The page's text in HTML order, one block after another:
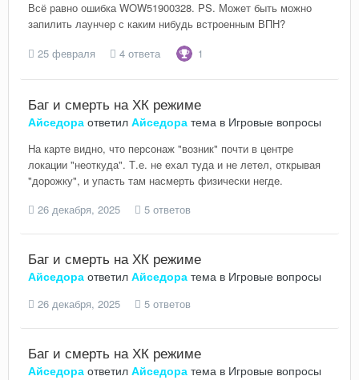
Всё равно ошибка WOW51900328. PS. Может быть можно
запилить лаунчер с каким нибудь встроенным ВПН?
25 февраля
4 ответа 1
Баг и смерть на ХК режиме
Айседора ответил Айседора тема в Игровые вопросы
На карте видно, что персонаж "возник" почти в центре
локации "неоткуда". Т.е. не ехал туда и не летел, открывая
"дорожку", и упасть там насмерть физически негде.
26 декабря, 2025
5 ответов
Баг и смерть на ХК режиме
Айседора ответил Айседора тема в Игровые вопросы
26 декабря, 2025 5 ответов
Баг и смерть на ХК режиме
Айседора ответил Айседора тема в Игровые вопросы